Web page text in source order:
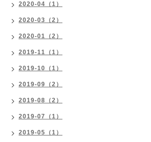
2020-04（1）
2020-03（2）
2020-01（2）
2019-11（1）
2019-10（1）
2019-09（2）
2019-08（2）
2019-07（1）
2019-05（1）